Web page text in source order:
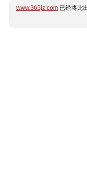
www.365jz.com 已经将此